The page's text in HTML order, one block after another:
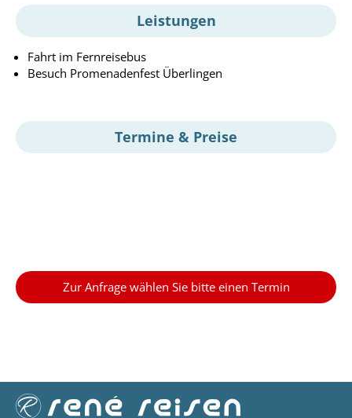
Leistungen
Fahrt im Fernreisebus
Besuch Promenadenfest Überlingen
Termine & Preise
Zur Anfrage wählen Sie bitte einen Termin